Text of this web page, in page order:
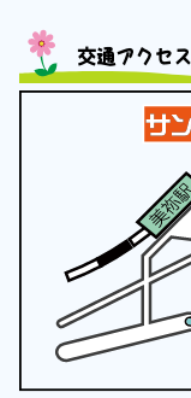
交通アクセス